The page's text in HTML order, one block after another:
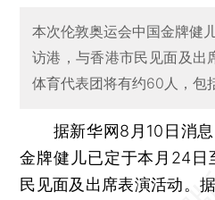
本次伦敦奥运会中国金牌健
访港，与香港市民见面及出
体育代表团将有约60人，包
据新华网8月10日消息
金牌健儿已定于本月24
民见面及出席表演活动。